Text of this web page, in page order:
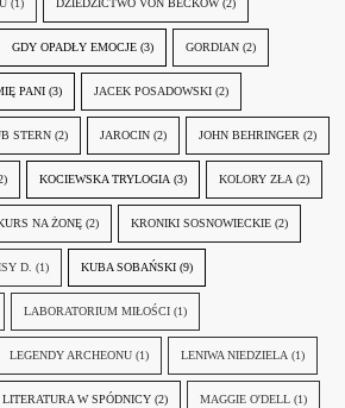
(1) DZIEDZICTWO VON BECKÓW (2)
GDY OPADŁY EMOCJE (3) GORDIAN (2)
PANI (3) JACEK POSADOWSKI (2)
STERN (2) JAROCIN (2) JOHN BEHRINGER (2)
KOCIEWSKA TRYLOGIA (3) KOLORY ZŁA (2)
NA ŻONĘ (2) KRONIKI SOSNOWIECKIE (2)
D. (1) KUBA SOBAŃSKI (9)
LABORATORIUM MIŁOŚCI (1)
LEGENDY ARCHEONU (1) LENIWA NIEDZIELA (1)
LITERATURA W SPÓDNICY (2) MAGGIE O'DELL (1)